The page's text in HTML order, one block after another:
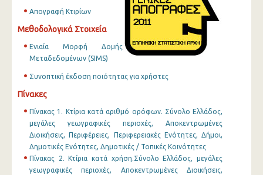
Απογραφή Κτιρίων
Μεθοδολογικά Στοιχεία
Ενιαία Μορφή Δομής
Μεταδεδομένων (SIMS)
Συνοπτική έκδοση ποιότητας για χρήστες
Πίνακες
Πίνακας 1. Κτίρια κατά αριθμό ορόφων. Σύνολο Ελλάδος,
μεγάλες γεωγραφικές περιοχές, Αποκεντρωμένες
Διοικήσεις, Περιφέρειες, Περιφερειακές Ενότητες, Δήμοι,
Δημοτικές Ενότητες, Δημοτικές / Τοπικές Κοινότητες
Πίνακας 2. Κτίρια κατά χρήση.Σύνολο Ελλάδος, μεγάλες
γεωγραφικές περιοχές, Αποκεντρωμένες Διοικήσεις,